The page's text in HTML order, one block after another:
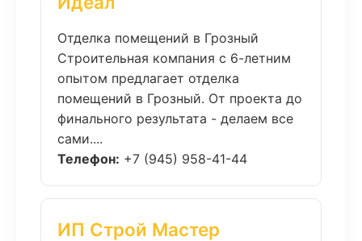
Отделка помещений в Грозный
Строительная компания с 6-летним
опытом предлагает отделка
помещений в Грозный. От проекта до
финального результата - делаем все
сами....
Телефон: +7 (945) 958-41-44
ИП Строй Мастер